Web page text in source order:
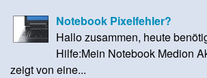
Notebook Pixelfehler?
Hallo zusammen, heute
Hilfe:Mein Notebook Medion
zeigt von eine...